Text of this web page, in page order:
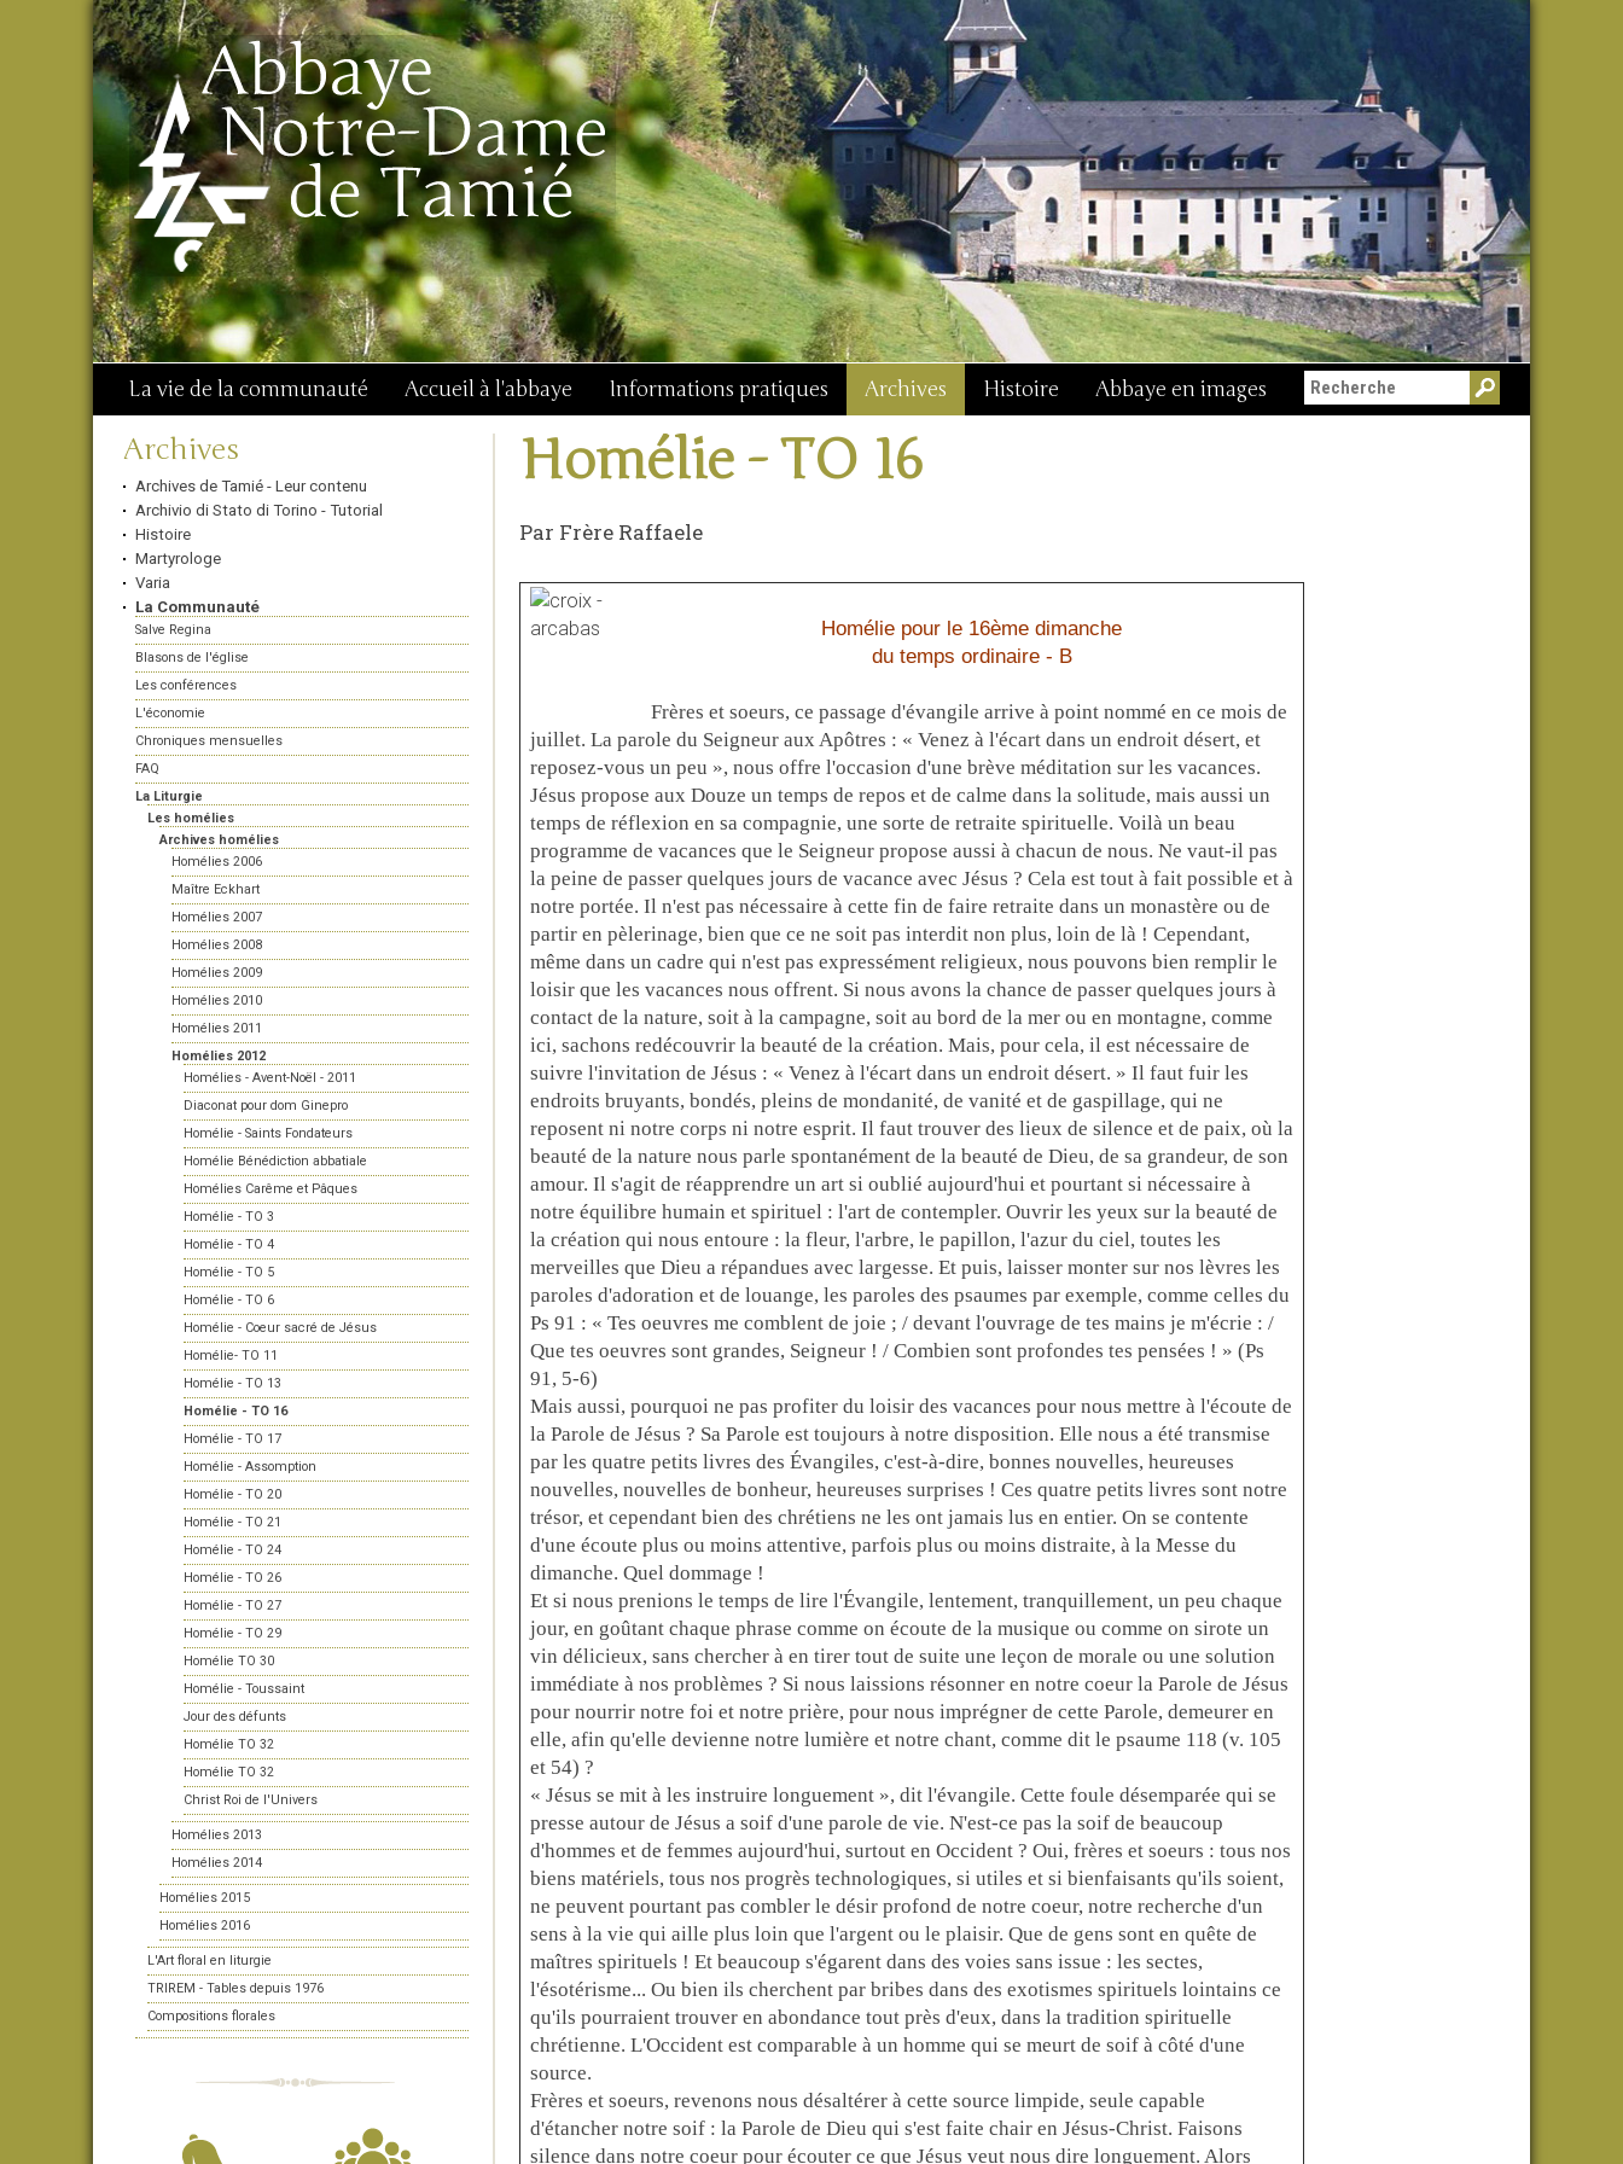
Aller
au
contenu.
|
Aller
à
navigation
Outils
personnels
Chercher par
Recherche
avancée…
La vie de la communauté Accueil à l'abbaye Informations pratiques Archives Histoire Abbaye en images Messe du 15 août
Navigation
Archives
Archives de Tamié - Leur contenu
Archivio di Stato di Torino - Tutorial
Histoire
Martyrologe
Varia
La Communauté
Salve Regina
Blasons de l'église
Les conférences
L'économie
Chroniques mensuelles
FAQ
La Liturgie
Les homélies
Archives homélies
Homélies 2006
Maître Eckhart
Homélies 2007
Homélies 2008
Homélies 2009
Homélies 2010
Homélies 2011
Homélies 2012
Homélies - Avent-Noël - 2011
Diaconat pour dom Ginepro
Homélie - Saints Fondateurs
Homélie Bénédiction abbatiale
Homélies Carême et Pâques
Homélie - TO 3
Homélie - TO 4
Homélie - TO 5
Homélie - TO 6
Homélie - Coeur sacré de Jésus
Homélie- TO 11
Homélie - TO 13
Homélie - TO 16
Homélie - TO 17
Homélie - Assomption
Homélie - TO 20
Homélie - TO 21
Homélie - TO 24
Homélie - TO 26
Homélie - TO 27
Homélie - TO 29
Homélie TO 30
Homélie - Toussaint
Jour des défunts
Homélie TO 32
Homélie TO 32
Christ Roi de l'Univers
Homélies 2013
Homélies 2014
Homélies 2015
Homélies 2016
L'Art floral en liturgie
TRIREM - Tables depuis 1976
Compositions florales
Homélie - TO 16
Par Frère Raffaele
Homélie pour le 16ème dimanche
du temps ordinaire - B
Frères et soeurs, ce passage d'évangile arrive à point nommé en ce mois de
juillet. La parole du Seigneur aux Apôtres : « Venez à l'écart dans un endroit désert, et
reposez-vous un peu », nous offre l'occasion d'une brève méditation sur les vacances.
Jésus propose aux Douze un temps de repos et de calme dans la solitude, mais aussi un
temps de réflexion en sa compagnie, une sorte de retraite spirituelle. Voilà un beau
programme de vacances que le Seigneur propose aussi à chacun de nous. Ne vaut-il pas
la peine de passer quelques jours de vacance avec Jésus ? Cela est tout à fait possible et à
notre portée. Il n'est pas nécessaire à cette fin de faire retraite dans un monastère ou de
partir en pèlerinage, bien que ce ne soit pas interdit non plus, loin de là ! Cependant,
même dans un cadre qui n'est pas expressément religieux, nous pouvons bien remplir le
loisir que les vacances nous offrent. Si nous avons la chance de passer quelques jours à
contact de la nature, soit à la campagne, soit au bord de la mer ou en montagne, comme
ici, sachons redécouvrir la beauté de la création. Mais, pour cela, il est nécessaire de
suivre l'invitation de Jésus : « Venez à l'écart dans un endroit désert. » Il faut fuir les
endroits bruyants, bondés, pleins de mondanité, de vanité et de gaspillage, qui ne
reposent ni notre corps ni notre esprit. Il faut trouver des lieux de silence et de paix, où la
beauté de la nature nous parle spontanément de la beauté de Dieu, de sa grandeur, de son
amour. Il s'agit de réapprendre un art si oublié aujourd'hui et pourtant si nécessaire à
notre équilibre humain et spirituel : l'art de contempler. Ouvrir les yeux sur la beauté de
la création qui nous entoure : la fleur, l'arbre, le papillon, l'azur du ciel, toutes les
merveilles que Dieu a répandues avec largesse. Et puis, laisser monter sur nos lèvres les
paroles d'adoration et de louange, les paroles des psaumes par exemple, comme celles du
Ps 91 : « Tes oeuvres me comblent de joie ; / devant l'ouvrage de tes mains je m'écrie : /
Que tes oeuvres sont grandes, Seigneur ! / Combien sont profondes tes pensées ! » (Ps
91, 5-6)
Mais aussi, pourquoi ne pas profiter du loisir des vacances pour nous mettre à l'écoute de
la Parole de Jésus ? Sa Parole est toujours à notre disposition. Elle nous a été transmise
par les quatre petits livres des Évangiles, c'est-à-dire, bonnes nouvelles, heureuses
nouvelles, nouvelles de bonheur, heureuses surprises ! Ces quatre petits livres sont notre
trésor, et cependant bien des chrétiens ne les ont jamais lus en entier. On se contente
d'une écoute plus ou moins attentive, parfois plus ou moins distraite, à la Messe du
dimanche. Quel dommage !
Et si nous prenions le temps de lire l'Évangile, lentement, tranquillement, un peu chaque
jour, en goûtant chaque phrase comme on écoute de la musique ou comme on sirote un
vin délicieux, sans chercher à en tirer tout de suite une leçon de morale ou une solution
immédiate à nos problèmes ? Si nous laissions résonner en notre coeur la Parole de Jésus
pour nourrir notre foi et notre prière, pour nous imprégner de cette Parole, demeurer en
elle, afin qu'elle devienne notre lumière et notre chant, comme dit le psaume 118 (v. 105
et 54) ?
« Jésus se mit à les instruire longuement », dit l'évangile. Cette foule désemparée qui se
presse autour de Jésus a soif d'une parole de vie. N'est-ce pas la soif de beaucoup
d'hommes et de femmes aujourd'hui, surtout en Occident ? Oui, frères et soeurs : tous nos
biens matériels, tous nos progrès technologiques, si utiles et si bienfaisants qu'ils soient,
ne peuvent pourtant pas combler le désir profond de notre coeur, notre recherche d'un
sens à la vie qui aille plus loin que l'argent ou le plaisir. Que de gens sont en quête de
maîtres spirituels ! Et beaucoup s'égarent dans des voies sans issue : les sectes,
l'ésotérisme... Ou bien ils cherchent par bribes dans des exotismes spirituels lointains ce
qu'ils pourraient trouver en abondance tout près d'eux, dans la tradition spirituelle
chrétienne. L'Occident est comparable à un homme qui se meurt de soif à côté d'une
source.
Frères et soeurs, revenons nous désaltérer à cette source limpide, seule capable
d'étancher notre soif : la Parole de Dieu qui s'est faite chair en Jésus-Christ. Faisons
silence dans notre coeur pour écouter ce que Jésus veut nous dire longuement. Alors